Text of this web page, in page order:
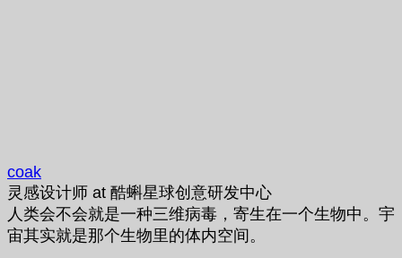
coak
灵感设计师 at 酷蝌星球创意研发中心
人类会不会就是一种三维病毒，寄生在一个生物中。宇
宙其实就是那个生物里的体内空间。